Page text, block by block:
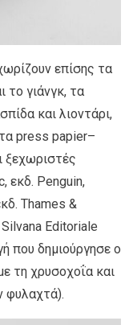
επίσης τα
το γιάνγκ, τα
και λιοντάρι,
press papier–
ξεχωριστές
εκδ. Penguin,
Thames &
Editoriale
που δημιούργησε ο
τη χρυσοχοΐα και
φυλαχτά).